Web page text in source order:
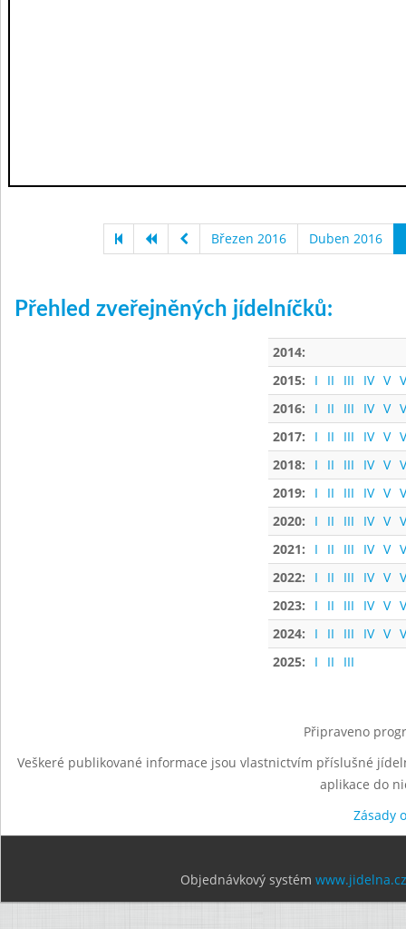
Březen 2016 Duben 2016
Přehled zveřejněných jídelníčků:
2014:
2015:
I II III IV V
2016:
I II III IV V
2017:
I II III IV V
2018:
I II III IV V
2019:
I II III IV V
2020:
I II III IV V
2021:
I II III IV V
2022:
I II III IV V
2023:
I II III IV V
2024:
I II III IV V
2025:
I II III
Připraveno
Veškeré publikované informace jsou vlastnictvím příslušné
aplikace do
Zásady
Objednávkový systém www.jidelna.cz